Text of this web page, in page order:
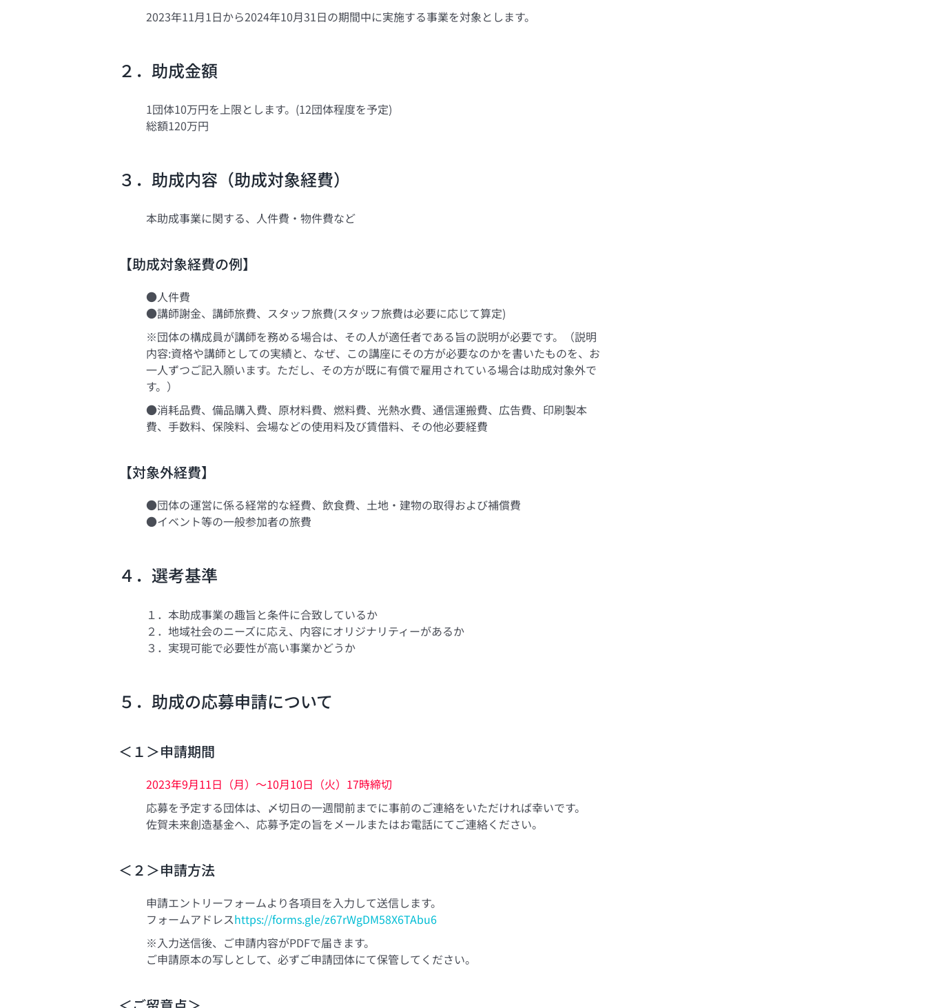
2023年11月1日から2024年10月31日の期間中に実施する事業を対象とします。
２．助成金額
1団体10万円を上限とします。(12団体程度を予定)
総額120万円
３．助成内容（助成対象経費）
本助成事業に関する、人件費・物件費など
【助成対象経費の例】
●人件費
●講師謝金、講師旅費、スタッフ旅費(スタッフ旅費は必要に応じて算定)
※団体の構成員が講師を務める場合は、その人が適任者である旨の説明が必要です。（説明
内容:資格や講師としての実績と、なぜ、この講座にその方が必要なのかを書いたものを、お
一人ずつご記入願います。ただし、その方が既に有償で雇用されている場合は助成対象外で
す。）
●消耗品費、備品購入費、原材料費、燃料費、光熱水費、通信運搬費、広告費、印刷製本
費、手数料、保険料、会場などの使用料及び賃借料、その他必要経費
【対象外経費】
●団体の運営に係る経常的な経費、飲食費、土地・建物の取得および補償費
●イベント等の一般参加者の旅費
４．選考基準
１．本助成事業の趣旨と条件に合致しているか
２．地域社会のニーズに応え、内容にオリジナリティーがあるか
３．実現可能で必要性が高い事業かどうか
５．助成の応募申請について
＜１＞申請期間
2023年9月11日（月）～10月10日（火）17時締切
応募を予定する団体は、〆切日の一週間前までに事前のご連絡をいただければ幸いです。
佐賀未来創造基金へ、応募予定の旨をメールまたはお電話にてご連絡ください。
＜２＞申請方法
申請エントリーフォームより各項目を入力して送信します。
フォームアドレスhttps://forms.gle/z67rWgDM58X6TAbu6
※入力送信後、ご申請内容がPDFで届きます。
ご申請原本の写しとして、必ずご申請団体にて保管してください。